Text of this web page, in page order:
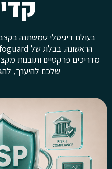
בעולם דיגיטלי שמשתנה
מדריכים פרקטיים ותובנות
שלכם להיערך,